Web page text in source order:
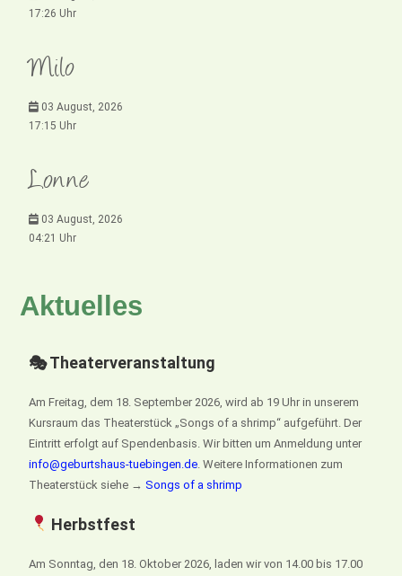
17:26 Uhr
Milo
03 August, 2026
17:15 Uhr
Lonne
03 August, 2026
04:21 Uhr
Aktuelles
🎭 Theaterveranstaltung
Am Freitag, dem 18. September 2026, wird ab 19 Uhr in unserem
Kursraum das Theaterstück „Songs of a shrimp“ aufgeführt. Der
Eintritt erfolgt auf Spendenbasis. Wir bitten um Anmeldung unter
info@geburtshaus-tuebingen.de . Weitere Informationen zum
Theaterstück siehe →Songs of a shrimp
Herbstfest
Am Sonntag, den 18. Oktober 2026, laden wir von 14.00 bis 17.00